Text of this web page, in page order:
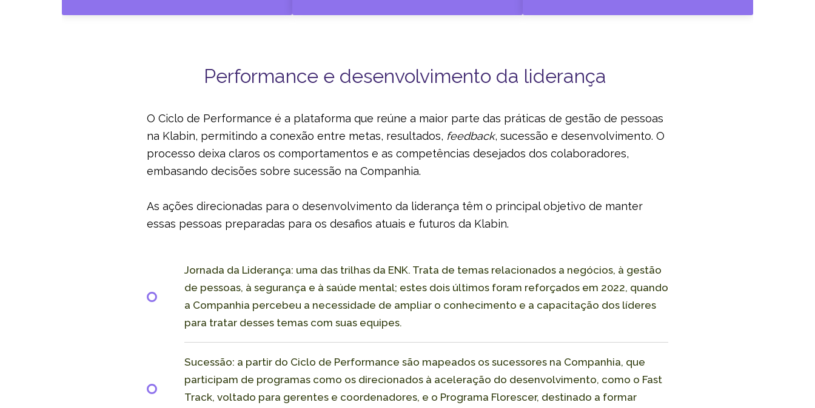
Performance e desenvolvimento da liderança
O Ciclo de Performance é a plataforma que reúne a maior parte das práticas de gestão de pessoas
na Klabin, permitindo a conexão entre metas, resultados, feedback, sucessão e desenvolvimento. O
processo deixa claros os comportamentos e as competências desejados dos colaboradores,
embasando decisões sobre sucessão na Companhia.
As ações direcionadas para o desenvolvimento da liderança têm o principal objetivo de manter
essas pessoas preparadas para os desafios atuais e futuros da Klabin.
Jornada da Liderança: uma das trilhas da ENK. Trata de temas relacionados a negócios, à gestão
de pessoas, à segurança e à saúde mental; estes dois últimos foram reforçados em 2022, quando
a Companhia percebeu a necessidade de ampliar o conhecimento e a capacitação dos líderes
para tratar desses temas com suas equipes.
Sucessão: a partir do Ciclo de Performance são mapeados os sucessores na Companhia, que
participam de programas como os direcionados à aceleração do desenvolvimento, como o Fast
Track, voltado para gerentes e coordenadores, e o Programa Florescer, destinado a formar